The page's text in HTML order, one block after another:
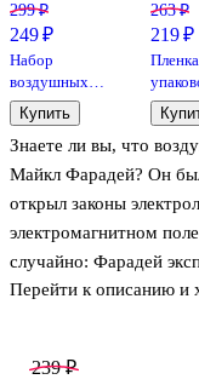
Знаете ли вы, что
Майкл Фарадей? Он
открыл законы
электромагнитном
случайно: Фарадей
сделал из него
Перейти к описанию и
299 ₽
249 ₽
Набор
воздушных
шаров
(композиция)
(конфетти,
пастель)
Купить
263 ₽
219 ₽
Пленка
239 ₽